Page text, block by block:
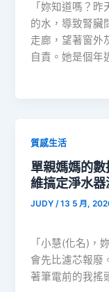
「妳知道嗎？
的水，導致腎臟
走廊，望著窗外
自責。她是個
質感生活
單親媽媽的
維搞定淨水
JUDY/13 5 月,
「小慧(化名)，
會先比濾芯報廢
著筆電前的我搖